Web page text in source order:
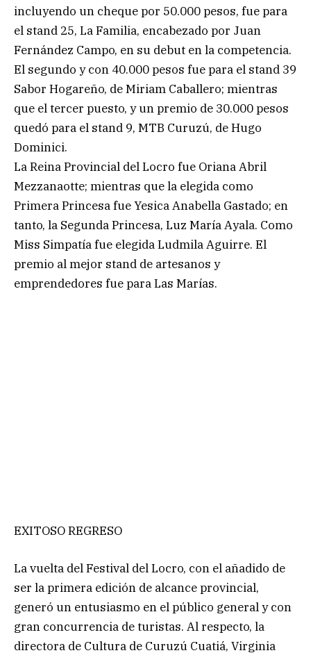
incluyendo un cheque por 50.000 pesos, fue para
el stand 25, La Familia, encabezado por Juan
Fernández Campo, en su debut en la competencia.
El segundo y con 40.000 pesos fue para el stand 39
Sabor Hogareño, de Miriam Caballero; mientras
que el tercer puesto, y un premio de 30.000 pesos
quedó para el stand 9, MTB Curuzú, de Hugo
Dominici.
La Reina Provincial del Locro fue Oriana Abril
Mezzanaotte; mientras que la elegida como
Primera Princesa fue Yesica Anabella Gastado; en
tanto, la Segunda Princesa, Luz María Ayala. Como
Miss Simpatía fue elegida Ludmila Aguirre. El
premio al mejor stand de artesanos y
emprendedores fue para Las Marías.
EXITOSO REGRESO
La vuelta del Festival del Locro, con el añadido de
ser la primera edición de alcance provincial,
generó un entusiasmo en el público general y con
gran concurrencia de turistas. Al respecto, la
directora de Cultura de Curuzú Cuatiá, Virginia